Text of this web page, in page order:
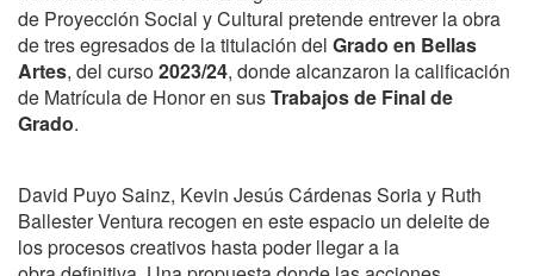
de Proyección Social y Cultural pretende entrever la obra
de tres egresados de la titulación del Grado en Bellas
Artes, del curso2023/24, donde alcanzaron la calificación
de Matrícula de Honor en susTrabajos de Final de
Grado.
David Puyo Sainz, Kevin Jesús Cárdenas Soria y Ruth
Ballester Ventura recogen en este espacio un deleite de
los procesos creativos hasta poder llegar a la